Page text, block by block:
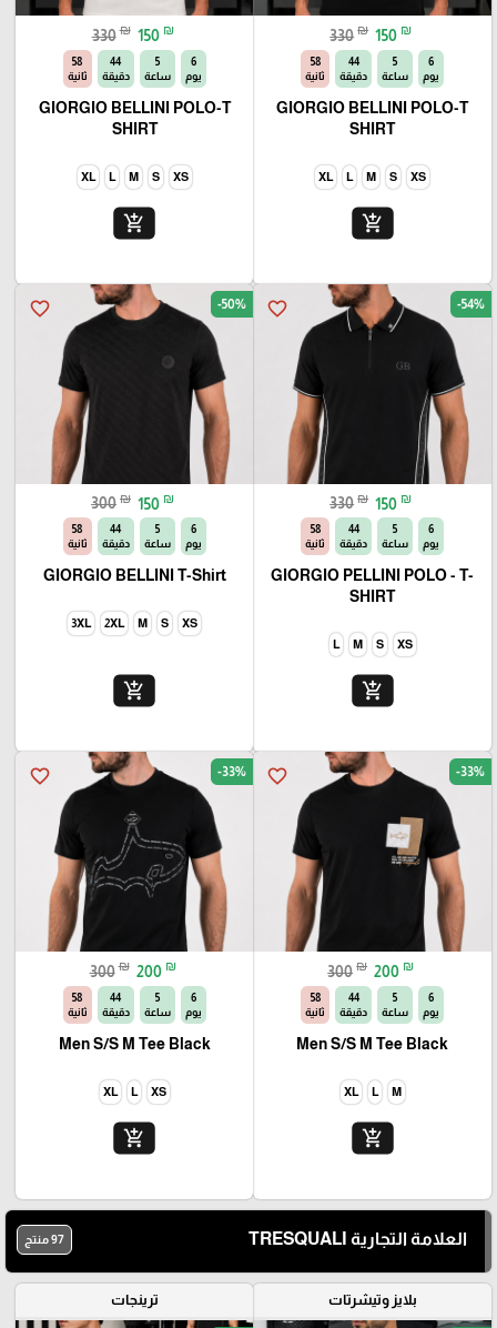
330 ₪ 150 ₪
6
يوم
5
ساعة
44
دقيقة
56
ثانية
GIORGIO BELLINI POLO-T
SHIRT
XS
S
M
L
XL
add_shopping_cart
330 ₪ 150 ₪
6
يوم
5
ساعة
44
دقيقة
56
ثانية
GIORGIO BELLINI POLO-T
SHIRT
XS
S
M
L
XL
add_shopping_cart
favorite_border -54%
330 ₪ 150 ₪
6
يوم
5
ساعة
44
دقيقة
56
ثانية
GIORGIO PELLINI POLO - T-
SHIRT
XS
S
M
L
add_shopping_cart
favorite_border -50%
300 ₪ 150 ₪
6
يوم
5
ساعة
44
دقيقة
56
ثانية
GIORGIO BELLINI T-Shirt
XS
S
M
2XL
3XL
add_shopping_cart
favorite_border -33%
300 ₪ 200 ₪
6
يوم
5
ساعة
44
دقيقة
56
ثانية
Men S/S M Tee Black
M
L
XL
add_shopping_cart
favorite_border -33%
300 ₪ 200 ₪
6
يوم
5
ساعة
44
دقيقة
56
ثانية
Men S/S M Tee Black
XS
L
XL
add_shopping_cart
العلامة التجارية TRESQUALI 97 منتج
بلايز وتيشرتات ترينجات